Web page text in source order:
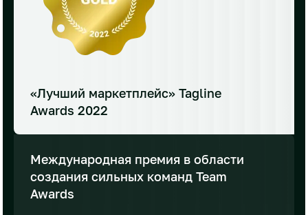
«Лучший маркетплейс» Tagline
Awards 2022
Международная премия в области
создания сильных команд Team
Awards